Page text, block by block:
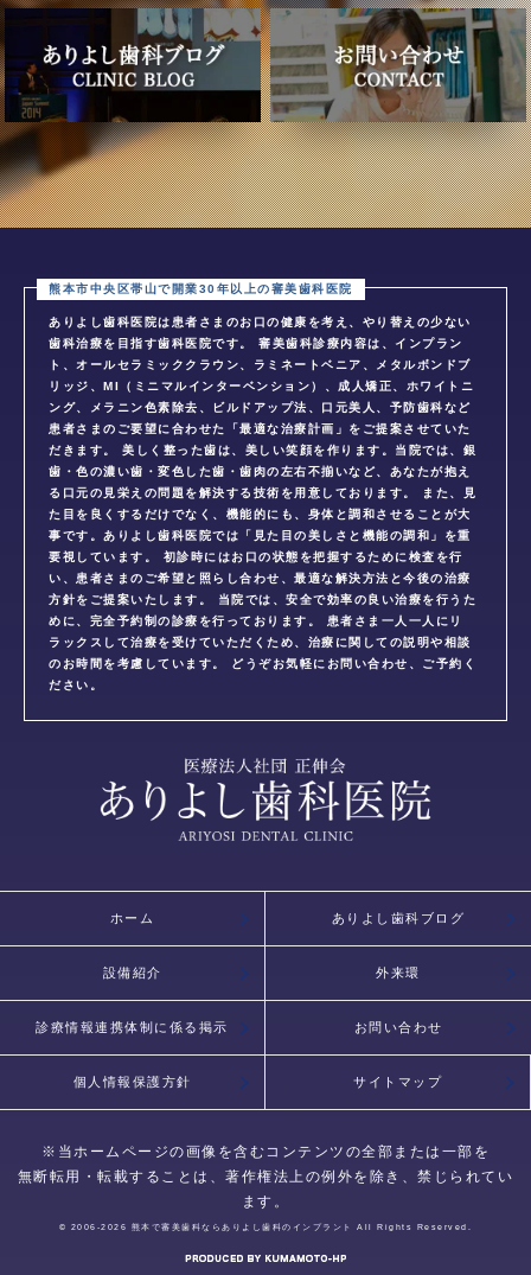
ありよし歯科医院は患者さまのお口の健康を考え、やり替えの少ない
歯科治療を目指す歯科医院です。 審美歯科診療内容は、インプラン
ト、オールセラミッククラウン、ラミネートベニア、メタルボンドブ
リッジ、MI（ミニマルインターベンション）、成人矯正、ホワイトニ
ング、メラニン色素除去、ビルドアップ法、口元美人、予防歯科など
患者さまのご要望に合わせた「最適な治療計画」をご提案させていた
だきます。 美しく整った歯は、美しい笑顔を作ります。当院では、銀
歯・色の濃い歯・変色した歯・歯肉の左右不揃いなど、あなたが抱え
る口元の見栄えの問題を解決する技術を用意しております。 また、見
た目を良くするだけでなく、機能的にも、身体と調和させることが大
事です。ありよし歯科医院では「見た目の美しさと機能の調和」を重
要視しています。 初診時にはお口の状態を把握するために検査を行
い、患者さまのご希望と照らし合わせ、最適な解決方法と今後の治療
方針をご提案いたします。 当院では、安全で効率の良い治療を行うた
めに、完全予約制の診療を行っております。 患者さま一人一人にリ
ラックスして治療を受けていただくため、治療に関しての説明や相談
のお時間を考慮しています。 どうぞお気軽にお問い合わせ、ご予約く
ださい。
ホーム ありよし歯科ブログ
設備紹介 外来環
診療情報連携体制に係る掲示 お問い合わせ
個人情報保護方針 サイトマップ
※当ホームページの画像を含むコンテンツの全部または一部を
無断転用・転載することは、著作権法上の例外を除き、禁じられてい
ます。
© 2006-2026 熊本で審美歯科ならありよし歯科のインプラント All Rights Reserved.